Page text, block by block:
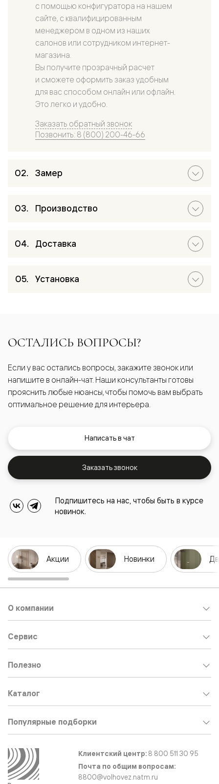
с помощью конфигуратора на нашем
сайте, с квалифицированным
менеджером в одном из наших
салонов или сотрудником интернет-
магазина.
Вы получите прозрачный расчет
и сможете оформить заказ удобным
для вас способом онлайн или офлайн.
Это легко и удобно.
Заказать обратный звонок
Позвонить: 8 (800) 200-46-66
Замер
Производство
Доставка
Установка
ОСТАЛИСЬ ВОПРОСЫ?
Если у вас остались вопросы, закажите звонок или
напишите в онлайн-чат. Наши консультанты готовы
прояснить любые нюансы, чтобы помочь вам выбрать
оптимальное решение для интерьера.
Написать в чат
Заказать звонок
Подпишитесь на нас, чтобы быть в курсе
новинок.
Акции Новинки
О компании
Сервис
Полезно
Каталог
Популярные подборки
Клиентский центр: 8 800 511 30 95
Почта по общим вопросам:
8800@volhovez.natm.ru